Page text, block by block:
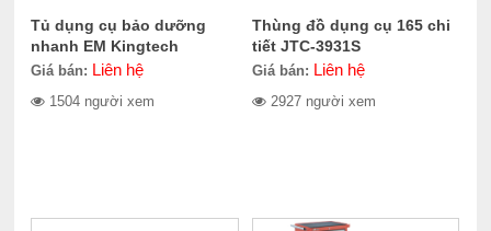
Tủ dụng cụ bảo dưỡng
nhanh EM Kingtech
K155.5044
Giá bán: Liên hệ
1504 người xem
Thùng đồ dụng cụ 165 chi
tiết JTC-3931S
Giá bán: Liên hệ
2927 người xem